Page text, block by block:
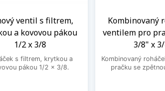
ventil s filtrem,
a kovovou pákou
1/2 x 3/8
s filtrem, krytkou a
pákou 1/2 x 3/8.
Kombinovaný
ventilem pro
3/8" x
Kombinovaný
pračku se